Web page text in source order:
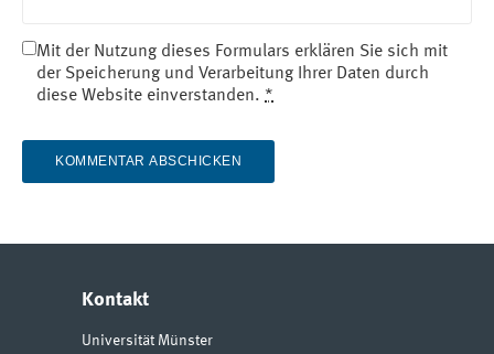
Mit der Nutzung dieses Formulars erklären Sie sich mit
der Speicherung und Verarbeitung Ihrer Daten durch
diese Website einverstanden. *
Kontakt
Universität Münster